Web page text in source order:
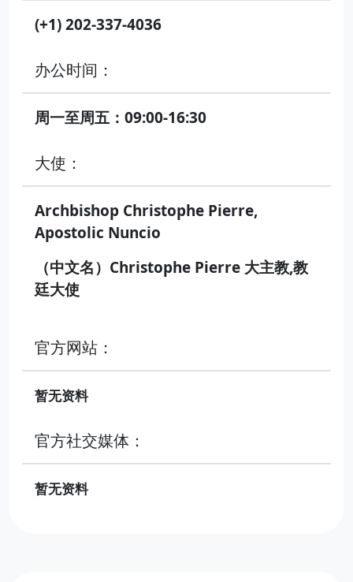
(+1) 202-337-4036
办公时间：
周一至周五：09:00-16:30
大使：
Archbishop Christophe Pierre,
Apostolic Nuncio
（中文名）Christophe Pierre 大主教,教
廷大使
官方网站：
暂无资料
官方社交媒体：
暂无资料